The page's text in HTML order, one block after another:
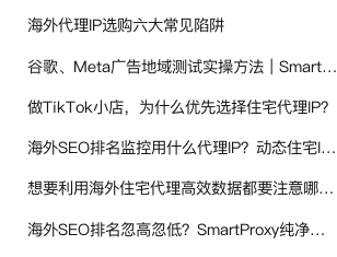
海外代理IP选购六大常见陷阱
谷歌、Meta广告地域测试实操方法｜SmartProxy落地优化指南
做TikTok小店，为什么优先选择住宅代理IP？
海外SEO排名监控用什么代理IP？动态住宅IP与静态住宅IP怎么选
想要利用海外住宅代理高效数据都要注意哪些地方？
海外SEO排名忽高忽低？SmartProxy纯净住宅IP助力站点权重稳定